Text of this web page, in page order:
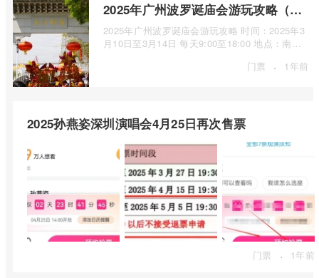
2025年广州波罗诞庙会游玩攻略（时间+地点+门票）
2025年广州波罗诞庙会游玩攻略 时间：2025年3
月10日至3月14日 每天9:00至18:00 地点：南海
门票 · 1年前
2025孙燕姿深圳演唱会4月25日再次售票
门票 · 1年前